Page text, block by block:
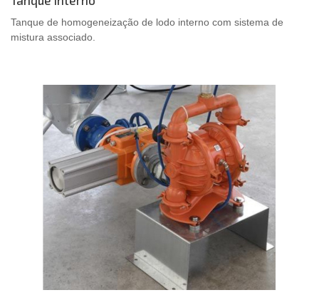
Tanque de homogeneização de lodo interno com sistema de
mistura associado.